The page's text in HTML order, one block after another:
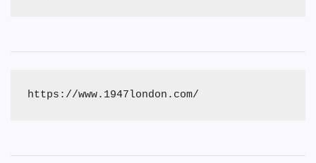
https://www.1947london.com/